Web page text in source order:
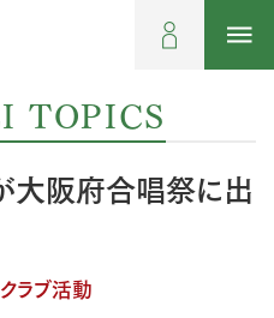
TOPICS
大阪府合唱祭に出
ラブ活動